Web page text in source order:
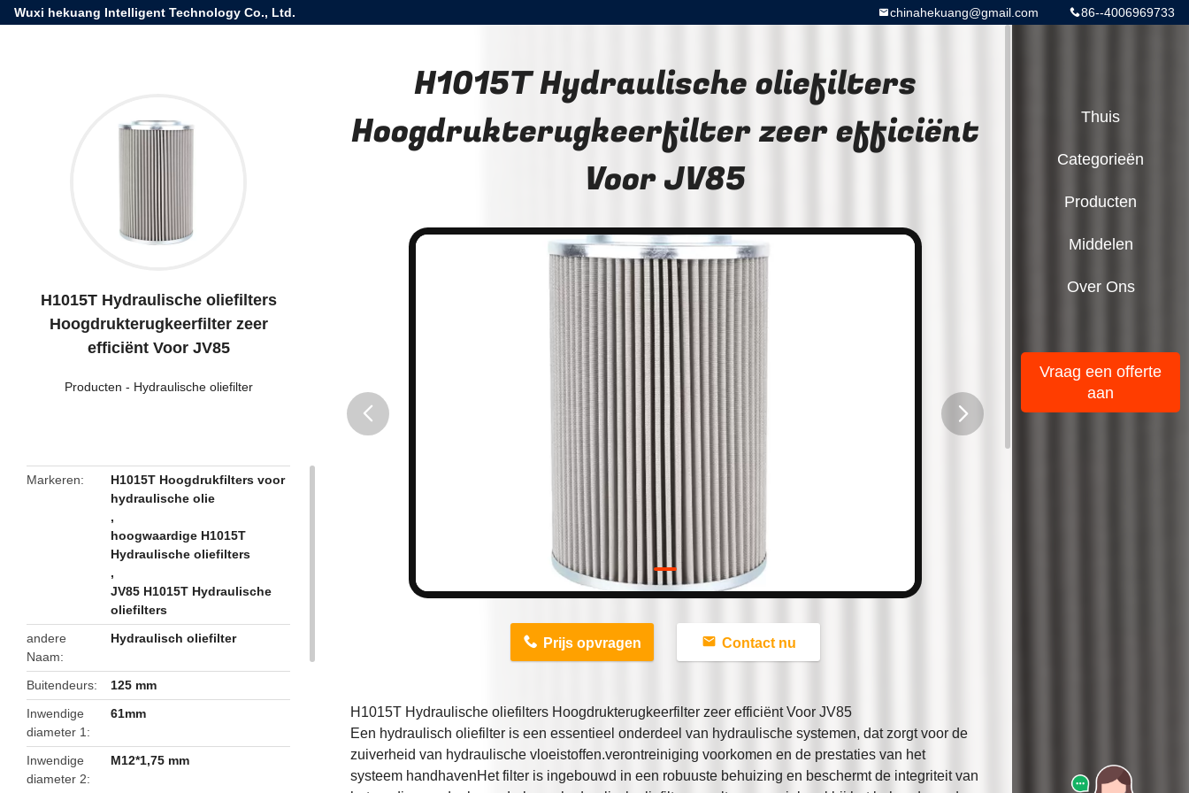
Wuxi hekuang Intelligent Technology Co., Ltd. 86--4006969733
chinahekuang@gmail.com
H1015T Hydraulische oliefilters
Hoogdrukterugkeerfilter zeer
efficiënt Voor JV85
Producten - Hydraulische oliefilter
Markeren
H1015T Hoogdrukfilters voor
hydraulische olie
,
hoogwaardige H1015T
Hydraulische oliefilters
,
JV85 H1015T Hydraulische
oliefilters
andere
Naam
Hydraulisch oliefilter
Buitendeurs
125 mm
Inwendige
diameter 1
61mm
Inwendige
diameter 2
M12*1,75 mm
H1015T Hydraulische oliefilters
Hoogdrukterugkeerfilter zeer efficiënt
Voor JV85
Prijs opvragen Contact nu
H1015T Hydraulische oliefilters Hoogdrukterugkeerfilter zeer efficiënt Voor JV85
Een hydraulisch oliefilter is een essentieel onderdeel van hydraulische systemen, dat zorgt voor de
zuiverheid van hydraulische vloeistoffen.verontreiniging voorkomen en de prestaties van het
systeem handhavenHet filter is ingebouwd in een robuuste behuizing en beschermt de integriteit van
Thuis
Categorieën
Producten
Middelen
Over Ons
Vraag een offerte
aan